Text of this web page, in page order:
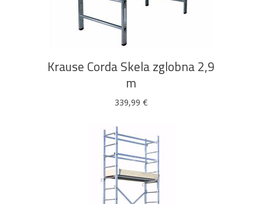
DODAJ U KOŠARICU
Krause Corda Skela zglobna 2,9
m
339,99 €